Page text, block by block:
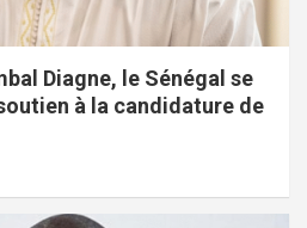
Diagne, le Sénégal se
à la candidature de